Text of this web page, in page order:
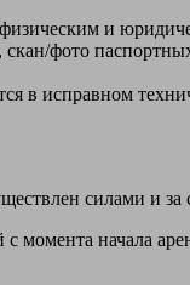
и
фото
в исправном
силами и
с момента начала